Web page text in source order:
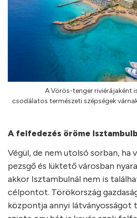
A Vörös-tenger riviérájaként
csodálatos természeti szépségek
A felfedezés öröme
Végül, de nem utolsó sorban, ha
pezsgő és lüktető városban
akkor Isztambulnál nem is
célpontot. Törökország
központja annyi látványosságot